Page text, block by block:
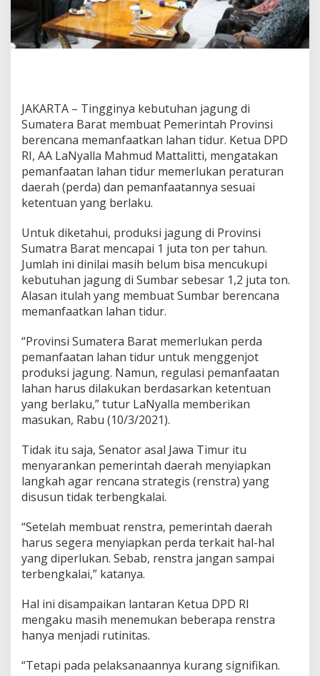
P
e
m
a
t
a
n
L
a
h
a
T
i
d
u
r
d
i
S
m
b
a
r
JAKARTA – Tingginya kebutuhan jagung di
Sumatera Barat membuat Pemerintah Provinsi
berencana memanfaatkan lahan tidur. Ketua DPD
RI, AA LaNyalla Mahmud Mattalitti, mengatakan
pemanfaatan lahan tidur memerlukan peraturan
daerah (perda) dan pemanfaatannya sesuai
ketentuan yang berlaku.
Untuk diketahui, produksi jagung di Provinsi
Sumatra Barat mencapai 1 juta ton per tahun.
Jumlah ini dinilai masih belum bisa mencukupi
kebutuhan jagung di Sumbar sebesar 1,2 juta ton.
Alasan itulah yang membuat Sumbar berencana
memanfaatkan lahan tidur.
“Provinsi Sumatera Barat memerlukan perda
pemanfaatan lahan tidur untuk menggenjot
produksi jagung. Namun, regulasi pemanfaatan
lahan harus dilakukan berdasarkan ketentuan
yang berlaku,” tutur LaNyalla memberikan
masukan, Rabu (10/3/2021).
Tidak itu saja, Senator asal Jawa Timur itu
menyarankan pemerintah daerah menyiapkan
langkah agar rencana strategis (renstra) yang
disusun tidak terbengkalai.
“Setelah membuat renstra, pemerintah daerah
harus segera menyiapkan perda terkait hal-hal
yang diperlukan. Sebab, renstra jangan sampai
terbengkalai,” katanya.
Hal ini disampaikan lantaran Ketua DPD RI
mengaku masih menemukan beberapa renstra
hanya menjadi rutinitas.
“Tetapi pada pelaksanaannya kurang signifikan.